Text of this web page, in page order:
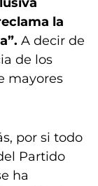
la
A decir de
de los
mayores
por si todo
Partido
ha